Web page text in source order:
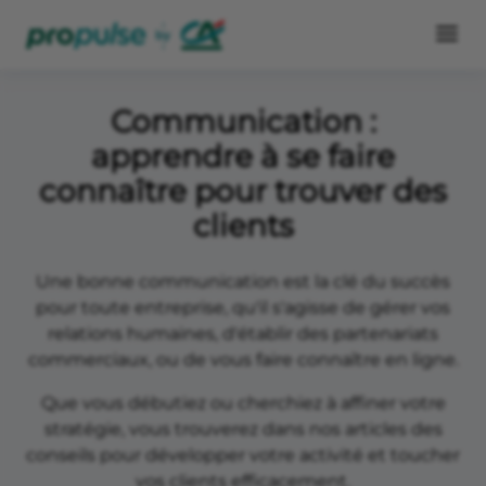
Communication :
apprendre à se faire
connaître pour trouver des
clients
Une bonne communication est la clé du succès
pour toute entreprise, qu'il s'agisse de gérer vos
relations humaines, d'établir des partenariats
commerciaux, ou de vous faire connaître en ligne.
Que vous débutiez ou cherchiez à affiner votre
stratégie, vous trouverez dans nos articles des
conseils pour développer votre activité et toucher
vos clients efficacement.